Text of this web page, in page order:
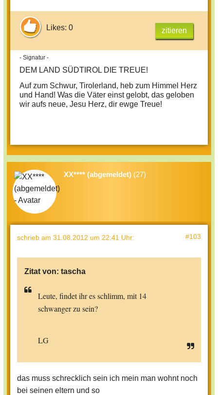
Likes: 0 zitieren
- Signatur -
DEM LAND SÜDTIROL DIE TREUE!
Auf zum Schwur, Tirolerland, heb zum Himmel Herz
und Hand! Was die Väter einst gelobt, das geloben
wir aufs neue, Jesu Herz, dir ewge Treue!
XX**** (abgemeldet) (27)
schrieb am 31.08.2012 um 22:41 Uhr: #103
Zitat von: tascha
Leute, findet ihr es schlimm, mit 14
schwanger zu sein?
LG
das muss schrecklich sein ich mein man wohnt noch
bei seinen eltern und so